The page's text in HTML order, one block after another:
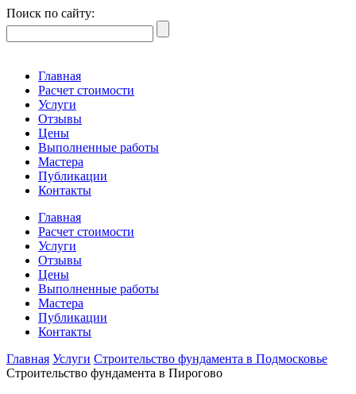
Поиск по сайту:
Главная
Расчет стоимости
Услуги
Отзывы
Цены
Выполненные работы
Мастера
Публикации
Контакты
Главная
Расчет стоимости
Услуги
Отзывы
Цены
Выполненные работы
Мастера
Публикации
Контакты
Главная Услуги Строительство фундамента в Подмосковье
Строительство фундамента в Пирогово